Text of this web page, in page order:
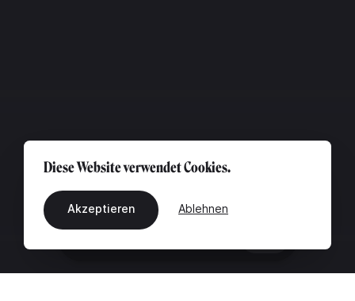
Diese Website verwendet Cookies.
Akzeptieren Ablehnen